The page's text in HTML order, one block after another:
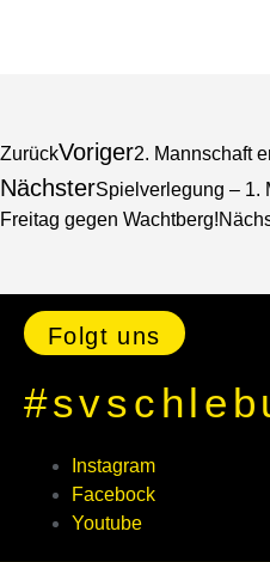
ZurückVoriger2. Mannschaft
NächsterSpielverlegung – 1.
Freitag gegen Wachtberg!
Folgt uns
Instagram
Facebock
Youtube